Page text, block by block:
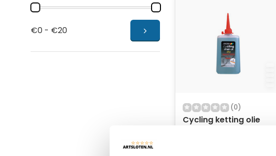
€0 - €20
(0)
Cycling ketting olie